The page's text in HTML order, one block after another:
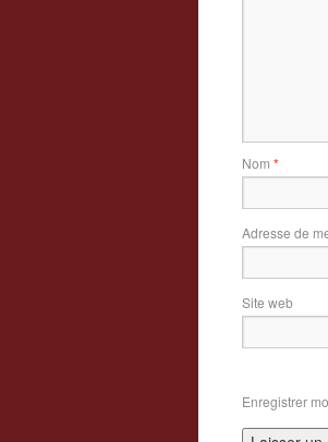
Nom *
Adresse de
Site web
Enregistrer